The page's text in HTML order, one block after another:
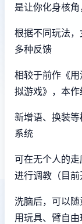
是让你化身核角
根据不同玩法
多种反馈
相较于前作《
拟游戏》，本作
新增语、换装
系统
可在无个人的
进行调教（目前
洗脑后，可以
用玩具、臂自由